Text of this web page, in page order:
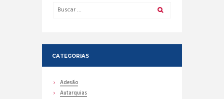
CATEGORIAS
Adesão
Autarquias